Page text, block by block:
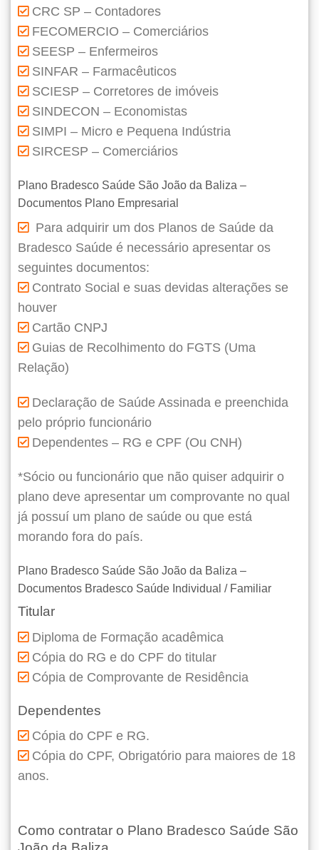
CRC SP – Contadores
FECOMERCIO – Comerciários
SEESP – Enfermeiros
SINFAR – Farmacêuticos
SCIESP – Corretores de imóveis
SINDECON – Economistas
SIMPI – Micro e Pequena Indústria
SIRCESP – Comerciários
Plano Bradesco Saúde São João da Baliza –
Documentos Plano Empresarial
Para adquirir um dos Planos de Saúde da
Bradesco Saúde é necessário apresentar os
seguintes documentos:
Contrato Social e suas devidas alterações se
houver
Cartão CNPJ
Guias de Recolhimento do FGTS (Uma
Relação)
Declaração de Saúde Assinada e preenchida
pelo próprio funcionário
Dependentes – RG e CPF (Ou CNH)
*Sócio ou funcionário que não quiser adquirir o
plano deve apresentar um comprovante no qual
já possuí um plano de saúde ou que está
morando fora do país.
Plano Bradesco Saúde São João da Baliza –
Documentos Bradesco Saúde Individual / Familiar
Titular
Diploma de Formação acadêmica
Cópia do RG e do CPF do titular
Cópia de Comprovante de Residência
Dependentes
Cópia do CPF e RG.
Cópia do CPF, Obrigatório para maiores de 18
anos.
Como contratar o Plano Bradesco Saúde São